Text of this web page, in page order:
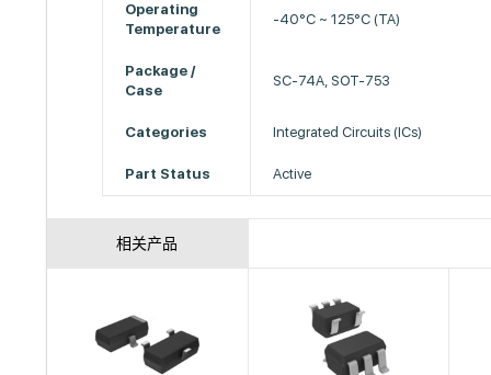
Operating
Temperature
-40°C ~ 125°C (TA)
Package /
Case
SC-74A, SOT-753
Categories Integrated Circuits (ICs)
Part Status Active
相关产品